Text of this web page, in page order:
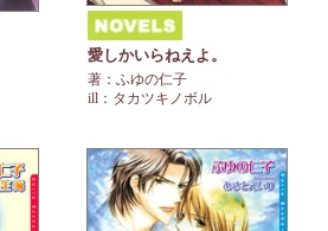
愛しかいらねえよ。
著：ふゆの仁子
ill：タカツキノボル